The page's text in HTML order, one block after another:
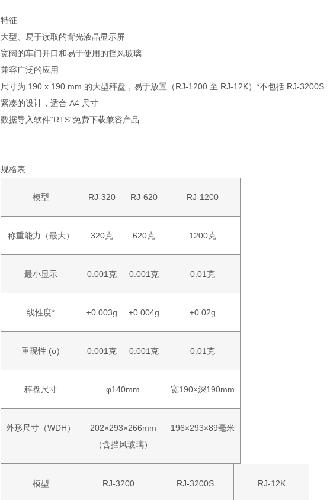
特征
大型、易于读取的背光液晶显示屏
宽阔的车门开口和易于使用的挡风玻璃
兼容广泛的应用
尺寸为 190 x 190 mm 的大型秤盘，易于放置（RJ-1200 至 RJ-12K）*不包括 RJ-3200S
紧凑的设计，适合 A4 尺寸
数据导入软件“RTS"免费下载兼容产品
规格表
模型 RJ-320 RJ-620 RJ-1200
称重能力（最大） 320克 620克 1200克
最小显示 0.001克 0.001克 0.01克
线性度* ±0.003g ±0.004g ±0.02g
重现性 (σ) 0.001克 0.001克 0.01克
秤盘尺寸 φ140mm 宽190×深190mm
外形尺寸（WDH）
202×293×266mm
（含挡风玻璃）
196×293×89毫米
模型 RJ-3200 RJ-3200S RJ-12K